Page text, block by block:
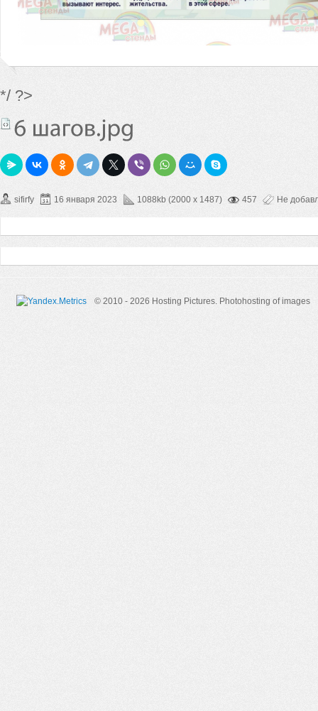
*/ ?>
sifirfy 16 января 2023 1088kb (2000 x 1487) 457 Не
© 2010 - 2026 Hosting Pictures. Photohosting of images